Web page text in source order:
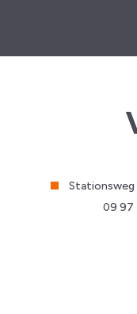
Stationsweg
09 97